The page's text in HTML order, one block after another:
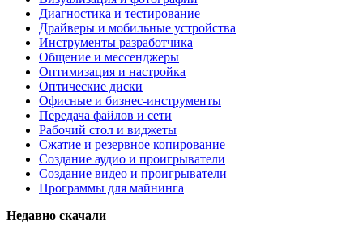
Диагностика и тестирование
Драйверы и мобильные устройства
Инструменты разработчика
Общение и мессенджеры
Оптимизация и настройка
Оптические диски
Офисные и бизнес-инструменты
Передача файлов и сети
Рабочий стол и виджеты
Сжатие и резервное копирование
Создание аудио и проигрыватели
Создание видео и проигрыватели
Программы для майнинга
Недавно скачали